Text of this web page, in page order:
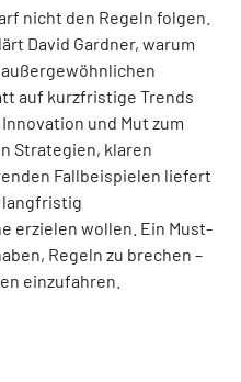
nicht den Regeln folgen.
David Gardner, warum
auf kurzfristige Trends
und Mut zum
Strategien, klaren
Fallbeispielen liefert
langfristig
erzielen wollen. Ein Must-
Regeln zu brechen –
einzufahren.